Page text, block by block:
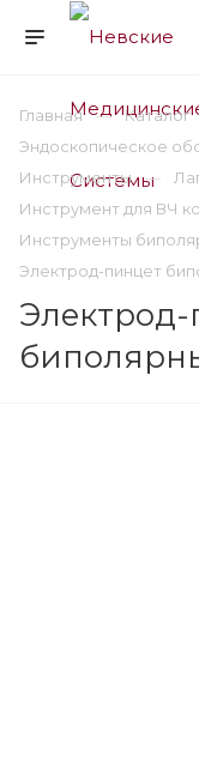
Главная
Каталог
Эндоскопическое
Инструменты
Инструмент для ВЧ
Инструменты
Электрод-пинцет